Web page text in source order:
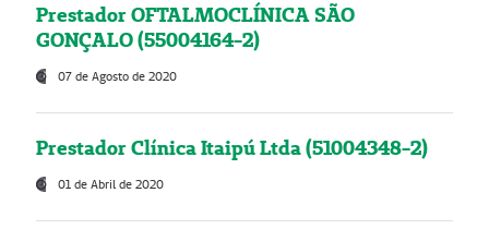
Prestador OFTALMOCLÍNICA SÃO
GONÇALO (55004164-2)
07 de Agosto de 2020
Prestador Clínica Itaipú Ltda (51004348-2)
01 de Abril de 2020